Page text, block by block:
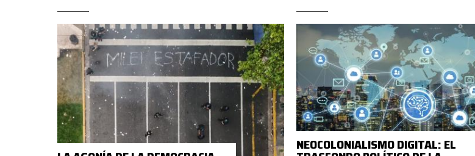
NEOCOLONIALISMO DIGITAL: EL